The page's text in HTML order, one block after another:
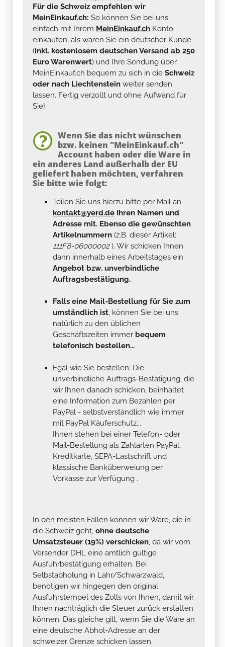
Für die Schweiz empfehlen wir
MeinEinkauf.ch: So können Sie bei uns
einfach mit Ihrem MeinEinkauf.ch Konto
einkaufen, als wären Sie ein deutscher Kunde
(inkl. kostenlosem deutschen Versand ab 250
Euro Warenwert) und Ihre Sendung über
MeinEinkauf.ch bequem zu sich in die Schweiz
oder nach Liechtenstein weiter senden
lassen. Fertig verzollt und ohne Aufwand für
Sie!
Wenn Sie das nicht wünschen
bzw. keinen "MeinEinkauf.ch"
Account haben oder die Ware in
ein anderes Land außerhalb der EU
geliefert haben möchten, verfahren
Sie bitte wie folgt:
Teilen Sie uns hierzu bitte per Mail an
kontakt@yerd.de Ihren Namen und
Adresse mit. Ebenso die gewünschten
Artikelnummern (z.B. dieser Artikel:
111F8-06000002). Wir schicken Ihnen
dann innerhalb eines Arbeitstages ein
Angebot bzw. unverbindliche
Auftragsbestätigung.
Falls eine Mail-Bestellung für Sie zum
umständlich ist, können Sie bei uns
natürlich zu den üblichen
Geschäftszeiten immer bequem
telefonisch bestellen...
Egal wie Sie bestellen: Die
unverbindliche Auftrags-Bestätigung, die
wir Ihnen danach schicken, beinhaltet
eine Information zum Bezahlen per
PayPal - selbstverständlich wie immer
mit PayPal Käuferschutz...
Ihnen stehen bei einer Telefon- oder
Mail-Bestellung als Zahlarten PayPal,
Kreditkarte, SEPA-Lastschrift und
klassische Banküberweiung per
Vorkasse zur Verfügung .
In den meisten Fällen können wir Ware, die in
die Schweiz geht, ohne deutsche
Umsatzsteuer (19%) verschicken, da wir vom
Versender DHL eine amtlich gültige
Ausfuhrbestätigung erhalten. Bei
Selbstabholung in Lahr/Schwarzwald,
benötigen wir hingegen den original
Ausfuhrstempel des Zolls von Ihnen, damit wir
Ihnen nachträglich die Steuer zurück erstatten
können. Das gleiche gilt, wenn Sie die Ware an
eine deutsche Abhol-Adresse an der
schweizer Grenze schicken lassen.